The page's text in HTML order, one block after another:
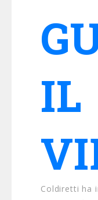
IL
Coldiretti ha